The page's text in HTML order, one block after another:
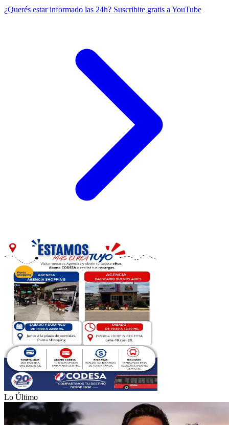
¿Querés estar informado las 24h? Suscribite gratis a YouTube
Lo Último